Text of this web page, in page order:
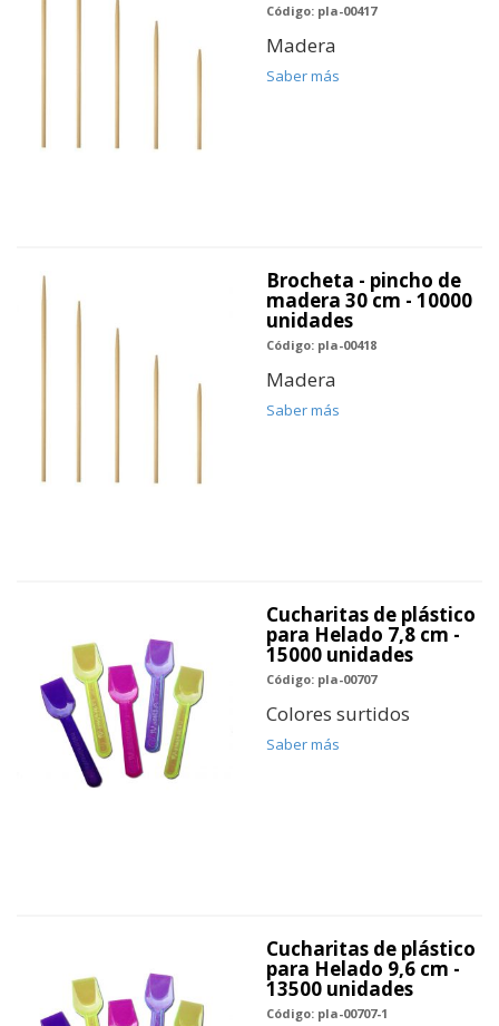
Código: pla-00417
Madera
Saber más
Brocheta - pincho de
madera 30 cm - 10000
unidades
Código: pla-00418
Madera
Saber más
Cucharitas de plástico
para Helado 7,8 cm -
15000 unidades
Código: pla-00707
Colores surtidos
Saber más
Cucharitas de plástico
para Helado 9,6 cm -
13500 unidades
Código: pla-00707-1